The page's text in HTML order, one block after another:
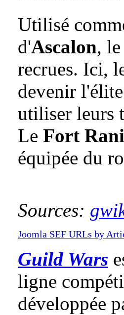
Utilisé
d'Ascalon,
recrues. Ici,
devenir
utiliser leurs
Le Fort
équipée du
Sources:
Joomla SEF URLs by
Guild Wars
ligne
développée